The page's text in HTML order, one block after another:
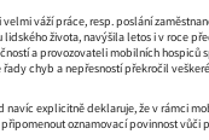
velmi váží práce, resp. poslání
lidského života, navýšila letos i v roce
a provozovateli mobilních hospiců
chyb a nepřesností překročil
navíc explicitně deklaruje, že v rámci
oznamovací povinnost vůči